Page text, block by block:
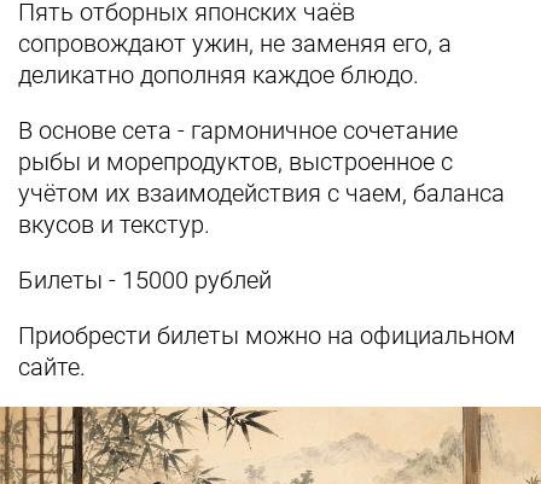
Пять отборных японских чаёв
сопровождают ужин, не заменяя его, а
деликатно дополняя каждое блюдо.
В основе сета - гармоничное сочетание
рыбы и морепродуктов, выстроенное с
учётом их взаимодействия с чаем, баланса
вкусов и текстур.
Билеты - 15000 рублей
Приобрести билеты можно на официальном
сайте.